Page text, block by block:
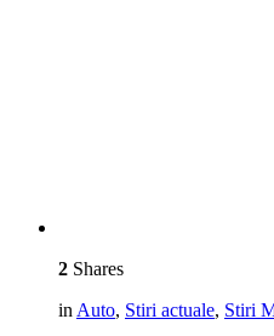
2 Shares
in Auto, Stiri actuale, Stiri